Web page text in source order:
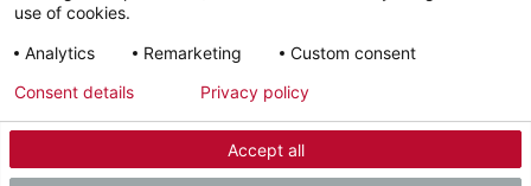
Sigla editoriale Informativa sulla privacy
© 2026 - STIEBEL ELTRON GmbH & Co. KG (DE)
use of cookies.
Analytics
Remarketing Custom consent
Accept all
Consent details Privacy policy